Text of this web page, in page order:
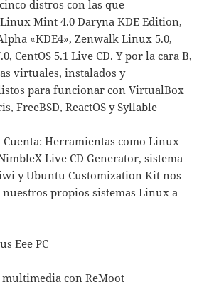
distros con las que
Mint 4.0 Daryna KDE Edition,
«KDE4», Zenwalk Linux 5.0,
CentOS 5.1 Live CD. Y por la cara B,
virtuales, instalados y
para funcionar con VirtualBox
FreeBSD, ReactOS y Syllable
Cuenta: Herramientas como Linux
Live CD Generator, sistema
y Ubuntu Customization Kit nos
nuestros propios sistemas Linux a
Eee PC
multimedia con ReMoot